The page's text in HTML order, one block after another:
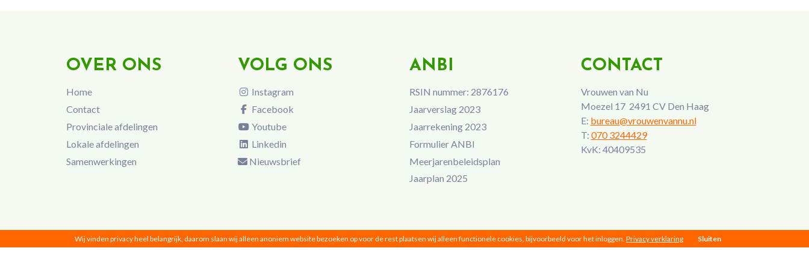
OVER ONS
Home
Contact
Provinciale afdelingen
Lokale afdelingen
Samenwerkingen
VOLG ONS
Instagram
Facebook
Youtube
Linkedin
Nieuwsbrief
ANBI
RSIN nummer: 2876176
Jaarverslag 2023
Jaarrekening 2023
Formulier ANBI
Meerjarenbeleidsplan
Jaarplan 2025
CONTACT
Vrouwen van Nu
Moezel 17 2491 CV Den Haag
E: bureau@vrouwenvannu.nl
T: 070 3244429
KvK: 40409535
Wij vinden privacy heel belangrijk, daarom slaan wij alleen anoniem website bezoeken op voor de rest plaatsen wij alleen functionele cookies, bijvoorbeeld voor het inloggen. Privacy verklaring Sluiten